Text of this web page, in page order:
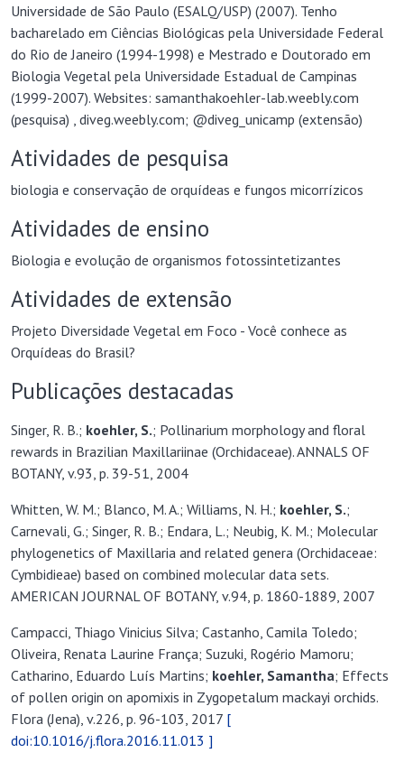
Universidade de São Paulo (ESALQ/USP) (2007). Tenho
bacharelado em Ciências Biológicas pela Universidade Federal
do Rio de Janeiro (1994-1998) e Mestrado e Doutorado em
Biologia Vegetal pela Universidade Estadual de Campinas
(1999-2007). Websites: samanthakoehler-lab.weebly.com
(pesquisa) , diveg.weebly.com; @diveg_unicamp (extensão)
Atividades de pesquisa
biologia e conservação de orquídeas e fungos micorrízicos
Atividades de ensino
Biologia e evolução de organismos fotossintetizantes
Atividades de extensão
Projeto Diversidade Vegetal em Foco - Você conhece as
Orquídeas do Brasil?
Publicações destacadas
Singer, R. B.; koehler, S.; Pollinarium morphology and floral
rewards in Brazilian Maxillariinae (Orchidaceae). ANNALS OF
BOTANY, v.93, p. 39-51, 2004
Whitten, W. M.; Blanco, M. A.; Williams, N. H.; koehler, S.;
Carnevali, G.; Singer, R. B.; Endara, L.; Neubig, K. M.; Molecular
phylogenetics of Maxillaria and related genera (Orchidaceae:
Cymbidieae) based on combined molecular data sets.
AMERICAN JOURNAL OF BOTANY, v.94, p. 1860-1889, 2007
Campacci, Thiago Vinicius Silva; Castanho, Camila Toledo;
Oliveira, Renata Laurine França; Suzuki, Rogério Mamoru;
Catharino, Eduardo Luís Martins; koehler, Samantha; Effects
of pollen origin on apomixis in Zygopetalum mackayi orchids.
Flora (Jena), v.226, p. 96-103, 2017 [
doi:10.1016/j.flora.2016.11.013 ]